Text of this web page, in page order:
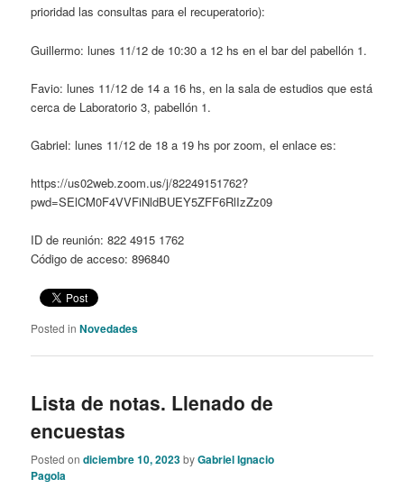
prioridad las consultas para el recuperatorio):
Guillermo: lunes 11/12 de 10:30 a 12 hs en el bar del pabellón 1.
Favio: lunes 11/12 de 14 a 16 hs, en la sala de estudios que está
cerca de Laboratorio 3, pabellón 1.
Gabriel: lunes 11/12 de 18 a 19 hs por zoom, el enlace es:
https://us02web.zoom.us/j/82249151762?
pwd=SElCM0F4VVFiNldBUEY5ZFF6RlIzZz09
ID de reunión: 822 4915 1762
Código de acceso: 896840
Posted in Novedades
Lista de notas. Llenado de
encuestas
Posted ondiciembre 10, 2023byGabriel Ignacio
Pagola